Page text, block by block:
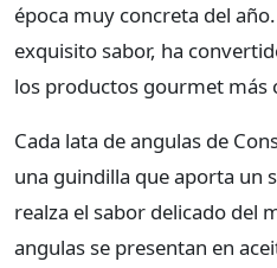
época muy concreta del
exquisito sabor, ha
los productos gourmet más
Cada lata de angulas de
una guindilla que aporta un
realza el sabor delicado del
angulas se presentan en